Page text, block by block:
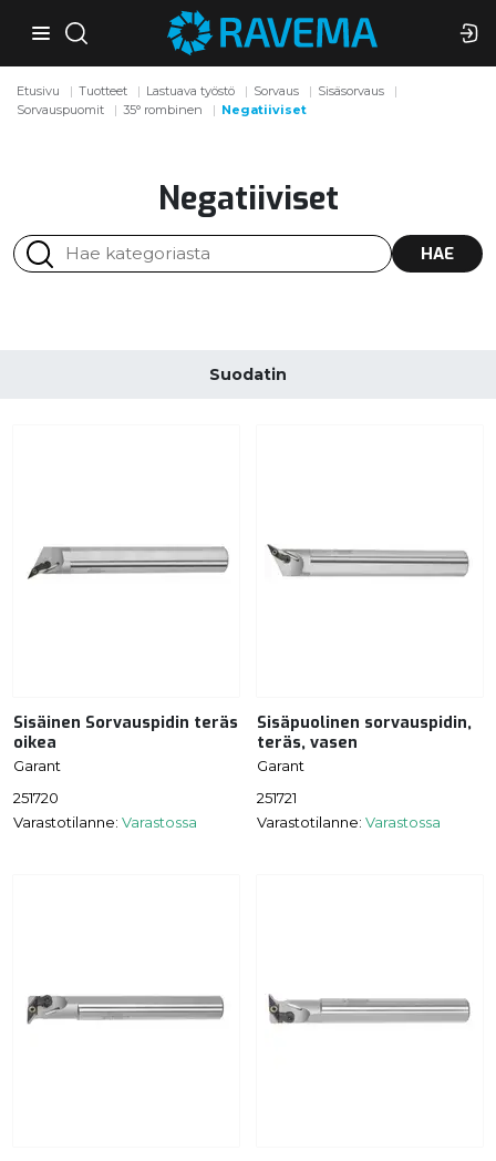
Etusivu Tuotteet Lastuava työstö Sorvaus
Sisäsorvaus
Sorvauspuomit
35° rombinen Negatiiviset
Negatiiviset
HAE
Suodatin
Sisäinen Sorvauspidin teräs
oikea
Garant
251720
Varastotilanne: Varastossa
Sisäpuolinen sorvauspidin,
teräs, vasen
Garant
251721
Varastotilanne: Varastossa